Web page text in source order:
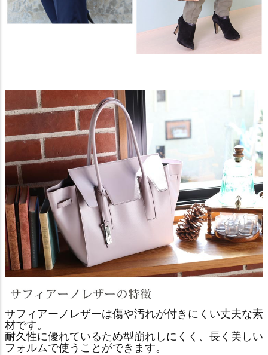
サフィアーノレザーは傷や汚れが付きにくい丈夫な素
材です。
耐久性に優れているため型崩れしにくく、長く美しい
フォルムで使うことができます。